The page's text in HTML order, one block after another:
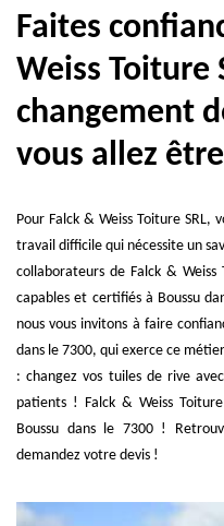
Faites
Weiss Toiture
changement
vous allez
Pour Falck & Weiss Toiture
travail difficile qui nécessite un
collaborateurs de Falck & Weiss
capables et certifiés à Boussu
nous vous invitons à faire
dans le 7300, qui exerce ce
: changez vos tuiles de rive
patients ! Falck & Weiss
Boussu dans le 7300 !
demandez votre devis !